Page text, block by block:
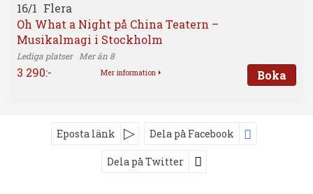
16/1 Flera
Oh What a Night på China Teatern –
Musikalmagi i Stockholm
Mer än 8
3 290:- Boka
Mer information
Eposta länk Dela på Facebook
Dela på Twitter